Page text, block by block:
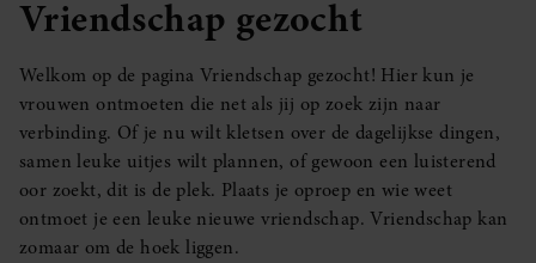
Vriendschap gezocht
Welkom op de pagina Vriendschap gezocht! Hier kun je
vrouwen ontmoeten die net als jij op zoek zijn naar
verbinding. Of je nu wilt kletsen over de dagelijkse dingen,
samen leuke uitjes wilt plannen, of gewoon een luisterend
oor zoekt, dit is de plek. Plaats je oproep en wie weet
ontmoet je een leuke nieuwe vriendschap. Vriendschap kan
zomaar om de hoek liggen.